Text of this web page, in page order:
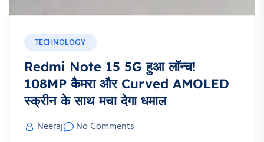
TECHNOLOGY
Redmi Note 15 5G हुआ लॉन्च!
108MP कैमरा और Curved AMOLED
स्क्रीन के साथ मचा देगा धमाल
Neeraj
No Comments